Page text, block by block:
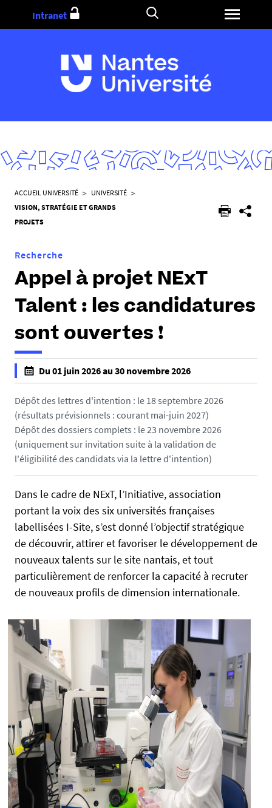
Aller
Intranet
V
o
u
ê
e
i
:
ACCUEIL UNIVERSITÉ
UNIVERSITÉ
VISION, STRATÉGIE ET GRANDS
PROJETS
Recherche
Appel à projet NExT
Talent : les candidatures
sont ouvertes !
h
t
p
s
/
w
w
.
u
v
-
n
t
r
/
m
e
d
i
Du 01 juin 2026 au 30 novembre 2026
f
a
l
s
e
f
s
e
Dépôt des lettres d'intention : le 18 septembre 2026
(résultats prévisionnels : courant mai-juin 2027)
Dépôt des dossiers complets : le 23 novembre 2026
(uniquement sur invitation suite à la validation de
l'éligibilité des candidats via la lettre d'intention)
Dans le cadre de NExT, l’Initiative, association
portant la voix des six universités françaises
labellisées I-Site, s’est donné l’objectif stratégique
de découvrir, attirer et favoriser le développement de
nouveaux talents sur le site nantais, et tout
particulièrement de renforcer la capacité à recruter
de nouveaux profils de dimension internationale.